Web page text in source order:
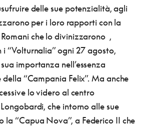
delle sue potenzialità, agli
per i loro rapporti con la
che lo divinizzarono ,
“Volturnalia” ogni 27 agosto,
importanza nell’essenza
“Campania Felix”. Ma anche
lo videro al centro
che intorno alle sue
la “Capua Nova”, a Federico II che